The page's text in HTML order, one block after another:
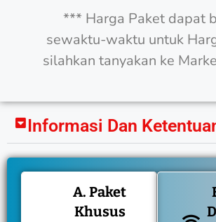
*** Harga Paket dapat
sewaktu-waktu untuk
silahkan tanyakan ke
Informasi Dan
A. Paket
Khusus